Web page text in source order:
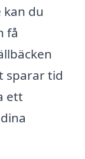
du
få
sparar tid
ett